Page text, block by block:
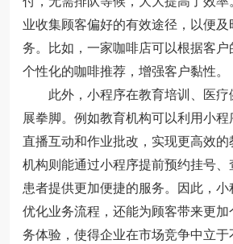
业收集顾客偏好的有效途径，以便及
务。比如，一家咖啡店可以根据客户
个性化的咖啡推荐，增强客户黏性。
此外，小程序在教育培训、医疗
展拳脚。例如教育机构可以利用小程
直播互动和作业批改，实现更高效
机构则能通过小程序提前预约挂号
患者提供更加便捷的服务。因此，
优化业务流程，还能为顾客带来更加
务体验，使得企业在市场竞争中立于